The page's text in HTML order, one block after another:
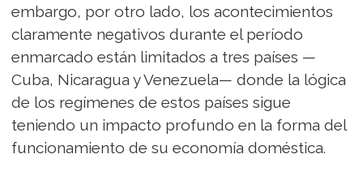
embargo, por otro lado, los acontecimientos
claramente negativos durante el período
enmarcado están limitados a tres países —
Cuba, Nicaragua y Venezuela— donde la lógica
de los regímenes de estos países sigue
teniendo un impacto profundo en la forma del
funcionamiento de su economía doméstica.